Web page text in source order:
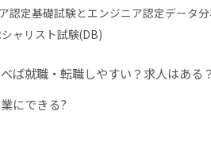
認定基礎試験とエンジニア認定データ
ャリスト試験(DB)
ば就職・転職しやすい？求人はある？
にできる?